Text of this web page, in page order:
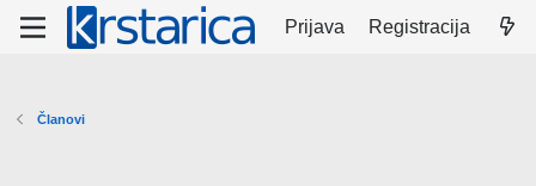
Prijava Registracija
Članovi